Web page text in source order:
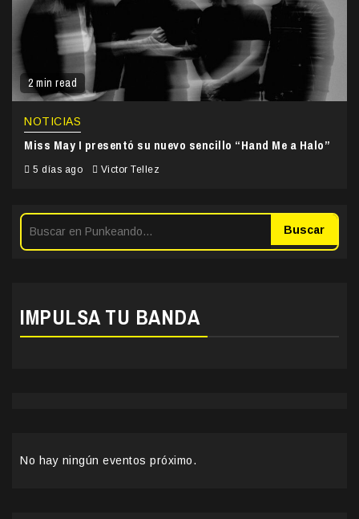
2 min read
NOTICIAS
Miss May I presentó su nuevo sencillo “Hand Me a Halo”
5 días ago Victor Tellez
Buscar
IMPULSA TU BANDA
No hay ningún eventos próximo.